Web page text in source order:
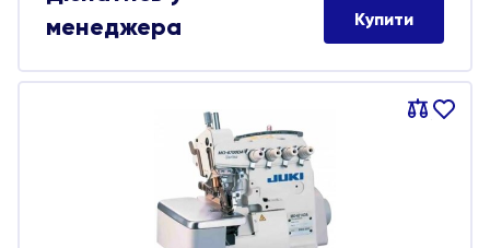
менеджера
Купити
Порівняти
В